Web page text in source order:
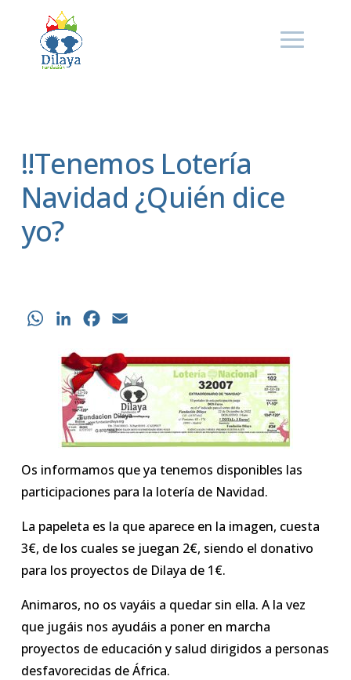
‼️Tenemos Lotería
Navidad ¿Quién dice
yo?
WhatsAppLinkedInFacebook
Os informamos que ya tenemos disponibles las
participaciones para la lotería de Navidad.
La papeleta es la que aparece en la imagen, cuesta
3€, de los cuales se juegan 2€, siendo el donativo
para los proyectos de Dilaya de 1€.
Animaros, no os vayáis a quedar sin ella. A la vez
que jugáis nos ayudáis a poner en marcha
proyectos de educación y salud dirigidos a personas
desfavorecidas de África.